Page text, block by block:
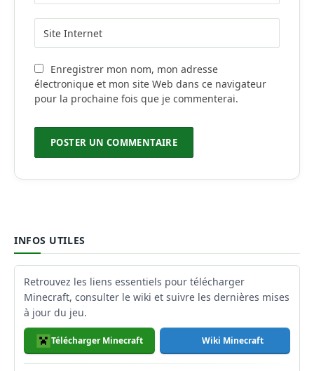
Enregistrer mon nom, mon adresse
électronique et mon site Web dans ce navigateur
pour la prochaine fois que je commenterai.
INFOS UTILES
Retrouvez les liens essentiels pour télécharger
Minecraft, consulter le wiki et suivre les dernières mises
à jour du jeu.
Télécharger Minecraft Wiki Minecraft